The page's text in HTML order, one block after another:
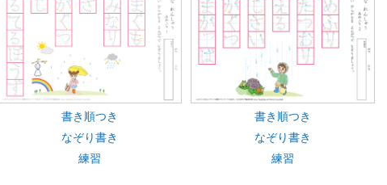
書き順つき
なぞり書き
練習
書き順つき
なぞり書き
練習